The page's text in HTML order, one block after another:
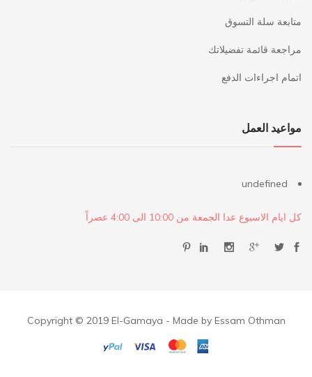
متابعة سلة التسوق
مراجعة قائمة تفضيلاتك
اتمام اجراءات الدفع
مواعيد العمل
undefined
كل ايام الاسبوع عدا الجمعة من 10:00 الى 4:00 عصراً
Copyright © 2019 El-Gamaya - Made by Essam Othman